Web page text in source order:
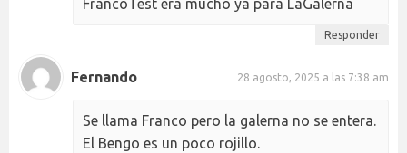
FrancoTest era mucho ya para LaGalerna
Responder
Fernando 28 agosto, 2025 a las 7:38 am
Se llama Franco pero la galerna no se entera.
El Bengo es un poco rojillo.